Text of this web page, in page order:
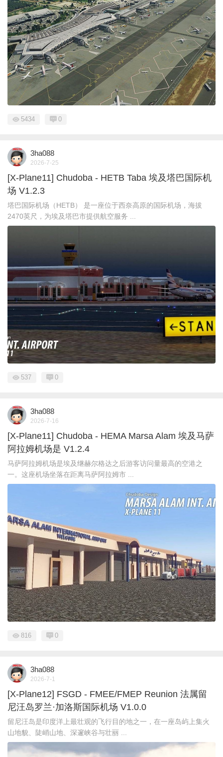
5434 0
3ha088
2026-7-25
[X-Plane11] Chudoba - HETB Taba 埃及塔巴国际机
场 V1.2.3
塔巴国际机场（HETB） 是一座位于西奈高原的国际机场，海拔
2470英尺，为埃及塔巴市提供航空服务 ...
537 0
3ha088
2026-7-16
[X-Plane11] Chudoba - HEMA Marsa Alam 埃及马萨
阿拉姆机场是 V1.2.4
马萨阿拉姆机场是埃及继赫尔格达之后游客访问量最高的空港之
一。这座机场坐落在距离马萨阿拉姆市 ...
816 0
3ha088
2026-7-1
[X-Plane12] FSGD - FMEE/FMEP Reunion 法属留
尼汪岛罗兰·加洛斯国际机场 V1.0.0
留尼汪岛是印度洋上最壮观的飞行目的地之一，在一座岛屿上集火
山地貌、陡峭山地、深邃峡谷与壮丽 ...